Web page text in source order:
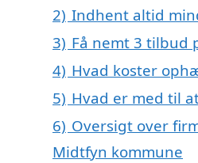
2) Indhent altid
3) Få nemt 3 tilbud
4) Hvad koster
5) Hvad er med til
6) Oversigt over
Midtfyn kommune